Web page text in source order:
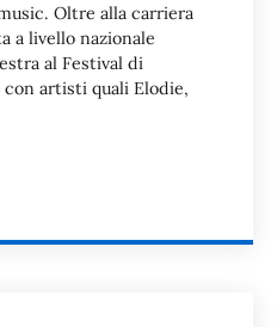
Oltre alla carriera
a livello nazionale
al Festival di
con artisti quali Elodie,